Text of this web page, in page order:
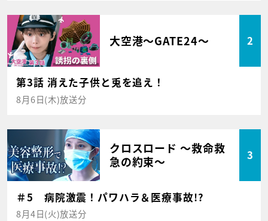
大空港～GATE24～ 2
第3話 消えた子供と兎を追え！
8月6日(木)放送分
クロスロード ～救命救
急の約束～
3
＃5 病院激震！パワハラ＆医療事故!?
8月4日(火)放送分